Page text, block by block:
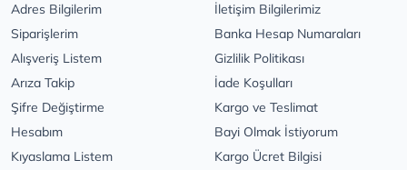
Adres Bilgilerim
Siparişlerim
Alışveriş Listem
Arıza Takip
Şifre Değiştirme
Hesabım
Kıyaslama Listem
İletişim Bilgilerimiz
Banka Hesap Numaraları
Gizlilik Politikası
İade Koşulları
Kargo ve Teslimat
Bayi Olmak İstiyorum
Kargo Ücret Bilgisi